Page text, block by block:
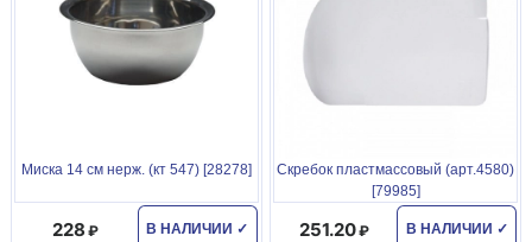
Миска 14 см нерж. (кт 547) [28278]
В НАЛИЧИИ ✓
228
Скребок пластмассовый (арт.4580)
[79985]
В НАЛИЧИИ ✓
251.20